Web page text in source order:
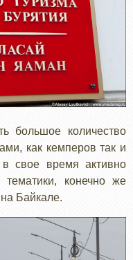
большое количество
как кемперов так и
свое время активно
конечно же
Байкале.